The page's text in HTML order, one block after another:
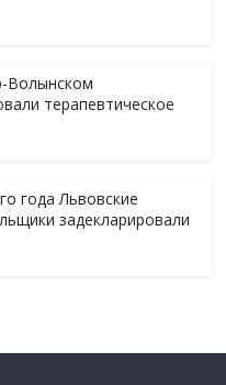
Волынском
терапевтическое
года Львовские
задекларировали